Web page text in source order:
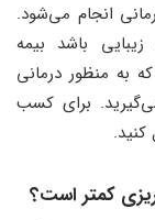
انجام می‌شود.
باشد بیمه
به منظور درمانی
برای کسب
کنید.
کمتر است؟